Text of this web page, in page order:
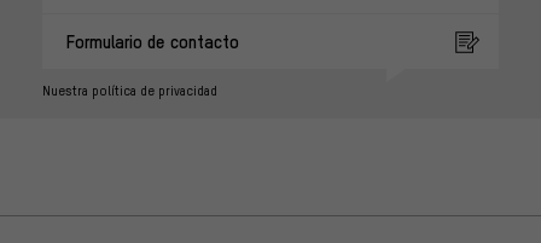
Formulario de contacto
Nuestra política de privacidad